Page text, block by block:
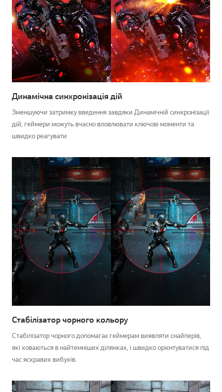
Динамічна синхронізація дій
Зменшуючи затримку введення завдяки Динамічній синхронізації
дій, геймери можуть вчасно вловлювати ключові моменти та
швидко реагувати
Стабілізатор чорного кольору
Стабілізатор чорного допомагає геймерам виявляти снайперів,
які ховаються в найтемніших ділянках, і швидко орієнтуватися під
час яскравих вибухів.